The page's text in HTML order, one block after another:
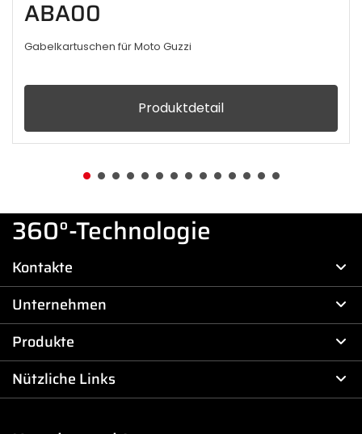
ABA00
Gabelkartuschen für Moto Guzzi
Produktdetail
360°-Technologie
Kontakte
Unternehmen
Produkte
Nützliche Links